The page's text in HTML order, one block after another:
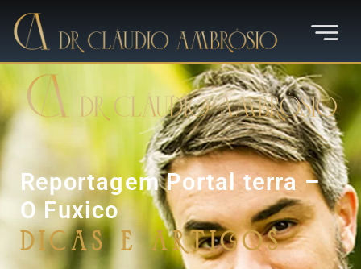
Reportagem Portal terra –
O Fuxico
Dicas e Artigos